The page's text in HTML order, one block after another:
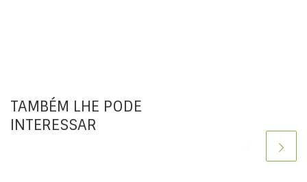
TAMBÉM LHE PODE
INTERESSAR